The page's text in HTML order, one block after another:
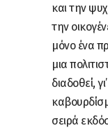
και την
την
μόνο ένα
μια
διαδοθεί,
σειρά